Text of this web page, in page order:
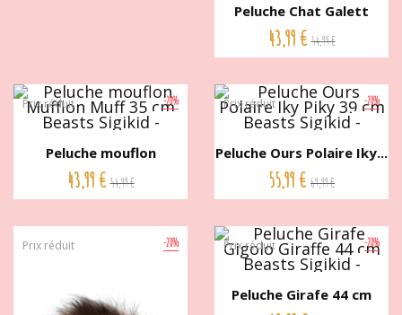
Peluche Chat Galett
Balett...
43,99 € 54,99 €
-20%
Prix réduit
Peluche mouflon
Mufflon...
43,99 € 54,99 €
-20%
Prix réduit
Peluche Ours Polaire Iky...
55,99 € 69,99 €
-20%
Prix réduit -20%
Prix réduit
Peluche Girafe 44 cm
Beasts...